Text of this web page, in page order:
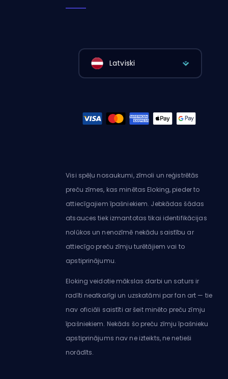
Latviski
Visi spēļu nosaukumi, zīmoli un reģistrētās
preču zīmes, kas minētas Eloking, pieder to
attiecīgajiem īpašniekiem. Jebkādas šādas
atsauces tiek izmantotas tikai identifikācijas
nolūkos un nenozīmē nekādu saistību ar
attiecīgo preču zīmju turētājiem vai to
apstiprinājumu.
Eloking veidotie mākslas darbi un saturs ir
radīti neatkarīgi un uzskatāmi par fan art — tie
nav oficiāli saistīti ar šeit minēto preču zīmju
īpašniekiem. Nekāds šo preču zīmju īpašnieku
apstiprinājums nav ne izteikts, ne netieši
norādīts.